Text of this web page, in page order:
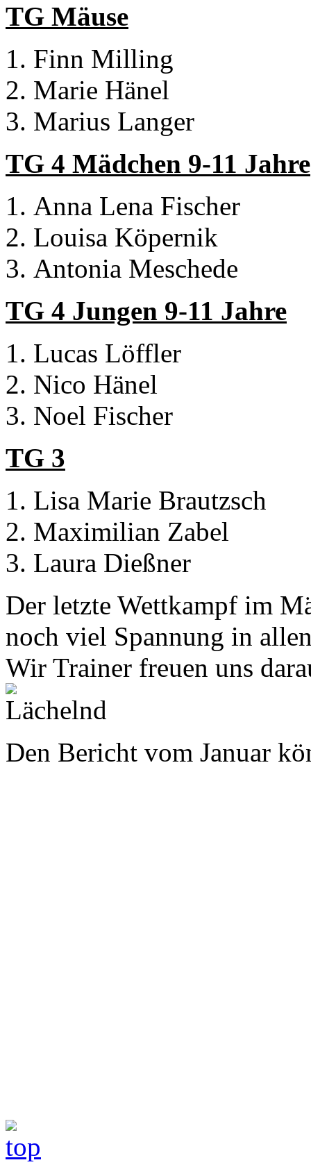
TG Mäuse
Finn Milling
Marie Hänel
Marius Langer
TG 4 Mädchen 9-11 Jahre
Anna Lena Fischer
Louisa Köpernik
Antonia Meschede
TG 4 Jungen 9-11 Jahre
Lucas Löffler
Nico Hänel
Noel Fischer
TG 3
Lisa Marie Brautzsch
Maximilian Zabel
Laura Dießner
Der letzte Wettkampf im
noch viel Spannung in
Wir Trainer freuen uns
Den Bericht vom Januar